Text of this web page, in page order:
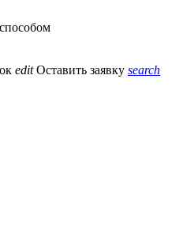
edit Оставить заявку search